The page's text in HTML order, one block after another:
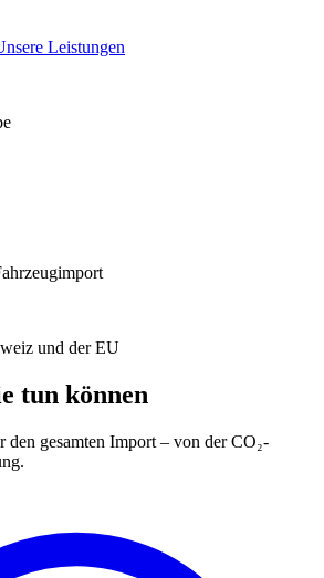
Leistungen
und der EU
tun können
den gesamten Import – von der CO₂-